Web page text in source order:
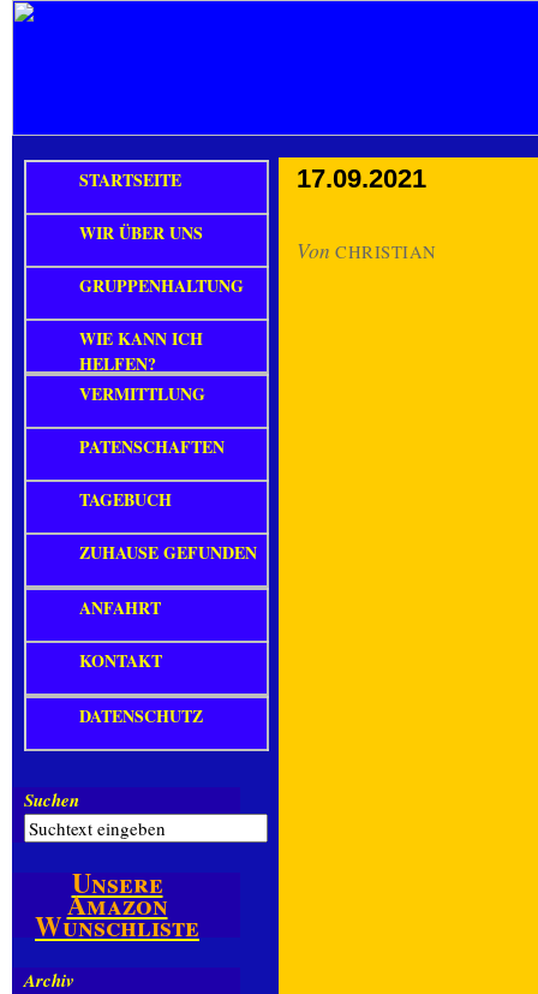
17.09.2021
Von CHRISTIAN
STARTSEITE
WIR ÜBER UNS
GRUPPENHALTUNG
WIE KANN ICH
HELFEN?
VERMITTLUNG
PATENSCHAFTEN
TAGEBUCH
ZUHAUSE GEFUNDEN
ANFAHRT
KONTAKT
DATENSCHUTZ
Suchen
Unsere
Amazon
Wunschliste
Archiv